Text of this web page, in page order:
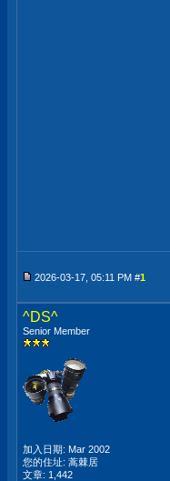
2026-03-17, 05:11 PM #1
^DS^
Senior Member
加入日期: Mar 2002
您的住址: 蒿棘居
文章: 1,442